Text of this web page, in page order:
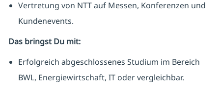
Vertretung von NTT auf Messen, Konferenzen und
Kundenevents.
Das bringst Du mit:
Erfolgreich abgeschlossenes Studium im Bereich
BWL, Energiewirtschaft, IT oder vergleichbar.